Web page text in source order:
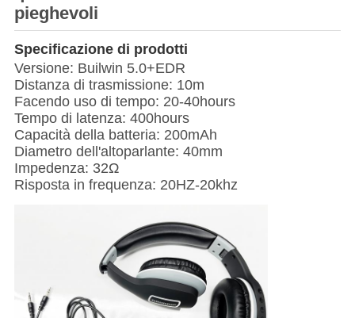
pieghevoli
Specificazione di prodotti
Versione: Builwin 5.0+EDR
Distanza di trasmissione: 10m
Facendo uso di tempo: 20-40hours
Tempo di latenza: 400hours
Capacità della batteria: 200mAh
Diametro dell'altoparlante: 40mm
Impedenza: 32Ω
Risposta in frequenza: 20HZ-20khz